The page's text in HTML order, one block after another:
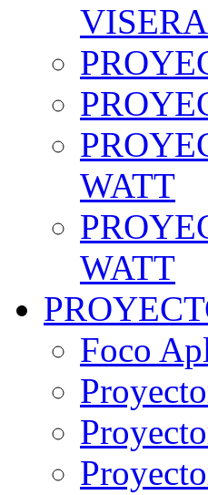
VISERA
WATT
WATT
Foco